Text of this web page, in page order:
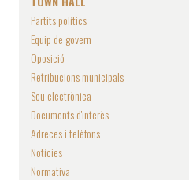
Partits polítics
Equip de govern
Oposició
Retribucions municipals
Seu electrònica
Documents d'interès
Adreces i telèfons
Notícies
Normativa